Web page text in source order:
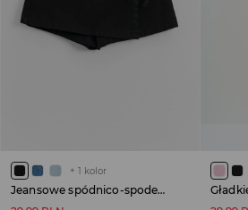
+ 1 kolor
Jeansowe spódnico-spodenki z wiązaniem czarne